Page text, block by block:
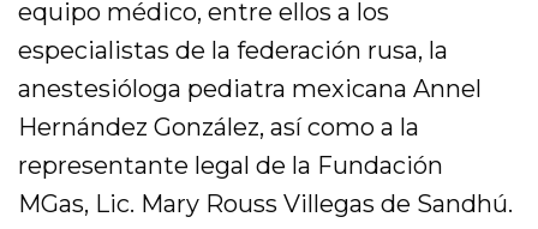
equipo médico, entre ellos a los
especialistas de la federación rusa, la
anestesióloga pediatra mexicana Annel
Hernández González, así como a la
representante legal de la Fundación
MGas, Lic. Mary Rouss Villegas de Sandhú.